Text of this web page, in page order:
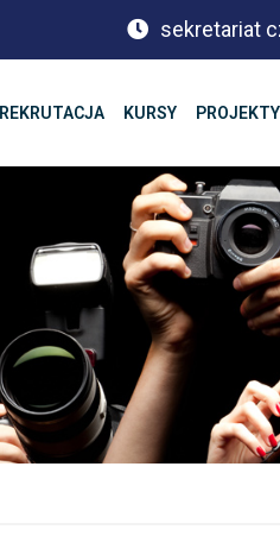
sekretariat
REKRUTACJA KURSY PROJEKTY